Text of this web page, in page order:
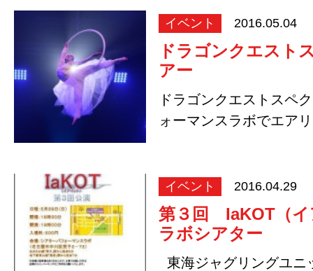
イベント 2016.05.04
ドラゴンクエスト
アー
ドラゴンクエストスペ
ォーマンスラボでエア
イベント 2016.04.29
第３回 IaKOT（
ラボシアター
東海ジャグリングユ